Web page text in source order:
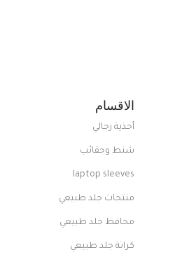
الاقسام
أحذية رجالي
شنط وحقائب
laptop sleeves
منتجات جلد طبيعي
محافظ جلد طبيعي
كراتة جلد طبيعي